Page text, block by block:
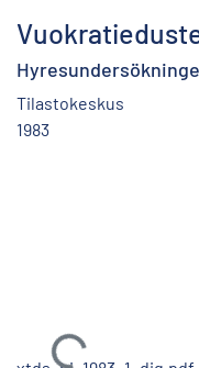
Tilastokeskus
1983